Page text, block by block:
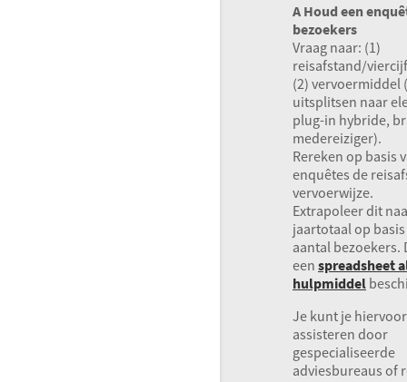
A Houd een
bezoekers
Vraag naar: (1)
reisafstand/
(2) vervoermiddel
uitsplitsen naar
plug-in hybride,
medereiziger).
Rereken op basis
enquêtes de
vervoerwijze.
Extrapoleer dit
jaartotaal op
aantal bezoekers.
een spreadsheet
hulpmiddel
Je kunt je
assisteren door
gespecialiseerde
adviesbureaus of